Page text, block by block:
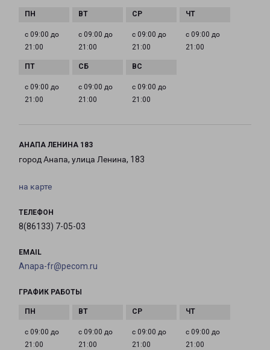
с 09:00 до
21:00
с 09:00 до
21:00
с 09:00 до
21:00
с 09:00 до
21:00
с 09:00 до
21:00
с 09:00 до
21:00
с 09:00 до
21:00
АНАПА ЛЕНИНА 183
город Анапа, улица Ленина, 183
на карте
ТЕЛЕФОН
8(86133) 7-05-03
EMAIL
Anapa-fr@pecom.ru
ГРАФИК РАБОТЫ
с 09:00 до
21:00
с 09:00 до
21:00
с 09:00 до
21:00
с 09:00 до
21:00